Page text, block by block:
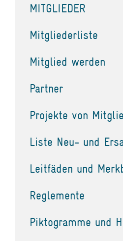
MITGLIEDER
Mitgliederliste
Mitglied werden
Partner
Projekte von
Liste Neu- und
Leitfäden und
Reglemente
Piktogramme und